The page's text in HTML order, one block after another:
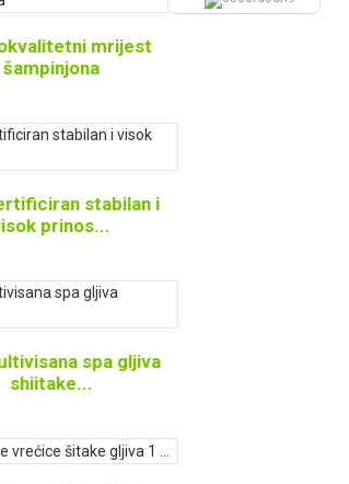
mrijest
šampinjona
stabilan i
prinos...
spa gljiva
shiitake...